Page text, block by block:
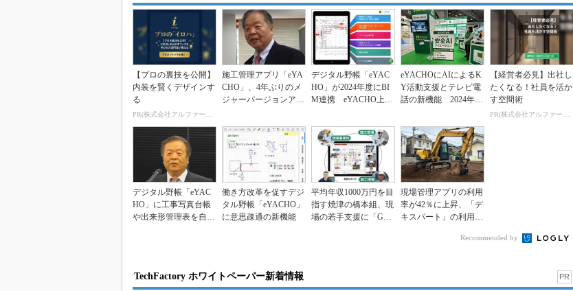
【プロの裏技を公開】
内装を賢くデザインす
る
PR(株式会社アルファーテクノ)
施工管理アプリ「eYA
CHO」、4年ぶりのメ
ジャーバージョンアッ
デジタル野帳「eYAC
HO」が2024年度にBI
M連携 eYACHO上で
eYACHOにAIによるK
Y活動支援とテレビ電
話の新機能 2024年春
【経営者必見】出社し
たくなる！社員を活か
す空間術
PR(株式会社アルファーテクノ)
デジタル野帳「eYAC
HO」に工事写真台帳
や出来形管理表を自動
働き方改革を促すデジ
タル野帳「eYACHO」
に意思疎通の新機能
平均年収1000万円を目
指す焼津の橋本組、現
場の若手支援に「GE
現場管理アプリの利用
率が42％に上昇、「デ
キスパート」の利用最
Recommended by
TechFactory ホワイトペーパー新着情報 PR